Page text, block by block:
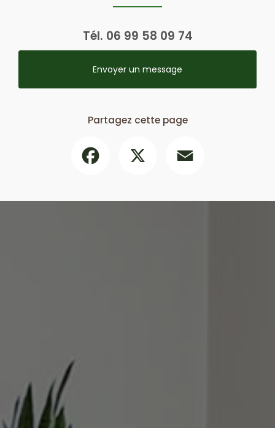
Tél. 06 99 58 09 74
Envoyer un message
Partagez cette page